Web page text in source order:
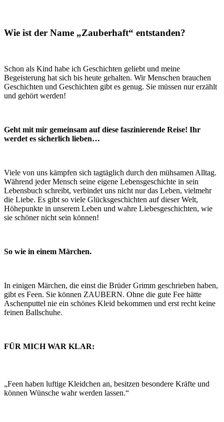
Wie ist der Name „Zauberhaft“ entstanden?
Schon als Kind habe ich Geschichten geliebt und meine
Begeisterung hat sich bis heute gehalten. Wir Menschen brauchen
Geschichten und Geschichten gibt es genug. Sie müssen nur erzählt
und gehört werden!
Geht mit mir gemeinsam auf diese faszinierende Reise! Ihr
werdet es sicherlich lieben…
Viele von uns kämpfen sich tagtäglich durch den mühsamen Alltag.
Während jeder Mensch seine eigene Lebensgeschichte in sein
Lebensbuch schreibt, verbindet uns nicht nur das Leben, vielmehr
die Liebe. Es gibt so viele Glücksgeschichten auf dieser Welt,
Höhepunkte in unserem Leben und wahre Liebesgeschichten, wie
sie schöner nicht sein können!
So wie in einem Märchen.
In einigen Märchen, die einst die Brüder Grimm geschrieben haben,
gibt es Feen. Sie können ZAUBERN. Ohne die gute Fee hätte
Aschenputtel nie ein schönes Kleid bekommen und erst recht keine
feinen Ballschuhe.
FÜR MICH WAR KLAR:
„Feen haben luftige Kleidchen an, besitzen besondere Kräfte und
können Wünsche wahr werden lassen.“